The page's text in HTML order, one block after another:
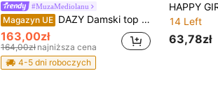
#MuzaMediolanu
Magazyn UE DAZY Damski top gorsetowy z dołem w kształcie litery A i luźnymi prostymi nogawkami, jeansy, casualowy garnitur na lato
163,00zł
164,00zł najniższa cena
4-5 dni roboczych
14 Left
63,78zł